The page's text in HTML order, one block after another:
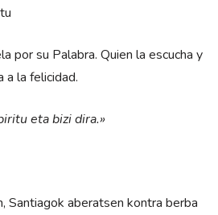
su Palabra. Quien la escucha y
a la felicidad.
eta bizi dira.»
aberatsen kontra berba